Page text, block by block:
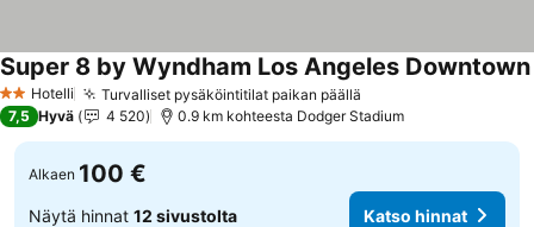
2 Tähtiluokitus
Hotelli Turvalliset pysäköintitilat paikan päällä
Super 8 by Wyndham Los Angeles Downtown
7,5 Hyvä 4 520 0.9 km kohteesta Dodger Stadium
Alkaen 100 €
Näytä hinnat 12 sivustolta Katso hinnat